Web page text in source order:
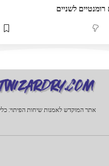
רומנטיים לשניים
אתר המוקדש לאמנות שיחות הפיתוי: